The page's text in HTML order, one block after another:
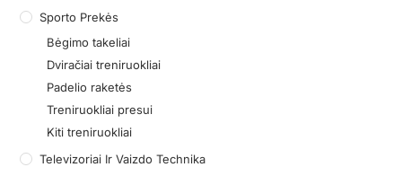
Sporto Prekės
Bėgimo takeliai
Dviračiai treniruokliai
Padelio raketės
Treniruokliai presui
Kiti treniruokliai
Televizoriai Ir Vaizdo Technika